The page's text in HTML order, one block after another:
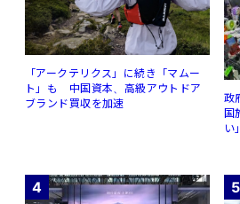
「アークテリクス」に続き「マムー
ト」も 中国資本、高級アウトドア
ブランド買収を加速
政
国
い」
4 5